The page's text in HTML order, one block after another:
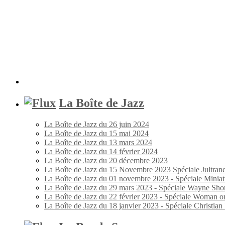
La Boîte de Jazz
La Boîte de Jazz du 26 juin 2024
La Boîte de Jazz du 15 mai 2024
La Boîte de Jazz du 13 mars 2024
La Boîte de Jazz du 14 février 2024
La Boîte de Jazz du 20 décembre 2023
La Boîte de Jazz du 15 Novembre 2023 Spéciale
La Boîte de Jazz du 01 novembre 2023 - Spéciale
La Boîte de Jazz du 29 mars 2023 - Spéciale Wayne
La Boîte de Jazz du 22 février 2023 - Spéciale Woman
La Boîte de Jazz du 18 janvier 2023 - Spéciale Christian